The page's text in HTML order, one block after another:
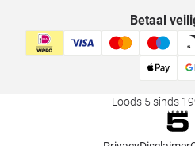
Betaal
Loods 5 sinds